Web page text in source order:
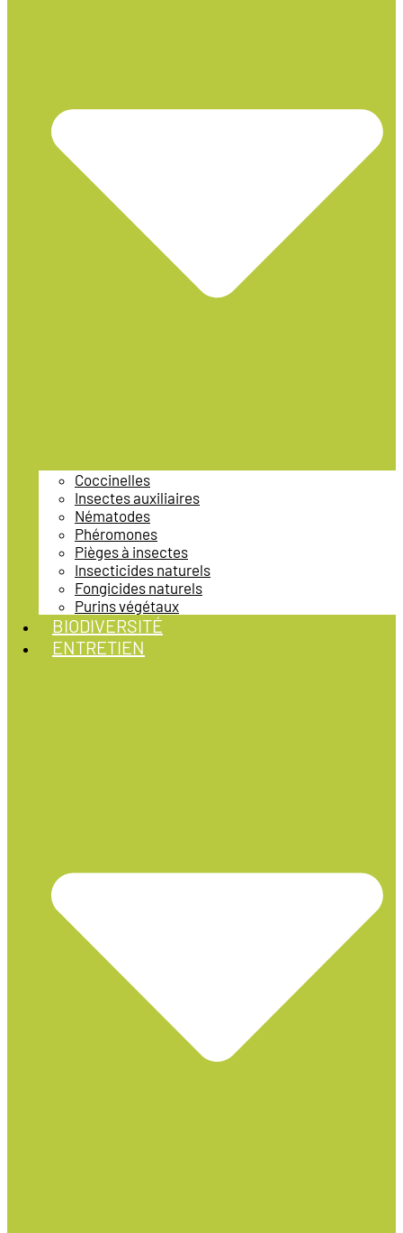
Coccinelles
Insectes auxiliaires
Nématodes
Phéromones
Pièges à insectes
Insecticides naturels
Fongicides naturels
Purins végétaux
BIODIVERSITÉ
ENTRETIEN